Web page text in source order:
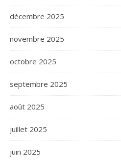
décembre 2025
novembre 2025
octobre 2025
septembre 2025
août 2025
juillet 2025
juin 2025